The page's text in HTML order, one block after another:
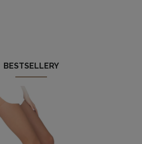
BESTSELLERY